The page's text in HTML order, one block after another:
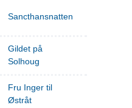
Sancthansnatten
Gildet på
Solhoug
Fru Inger til
Østråt